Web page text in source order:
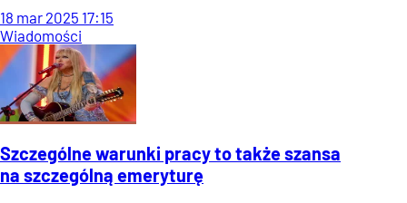
18 mar 2025 17:15
Wiadomości
Szczególne warunki pracy to także szansa
na szczególną emeryturę